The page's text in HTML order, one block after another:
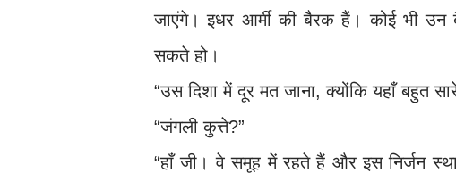
जाएंगे। इधर आर्मी की बैरक हैं। कोई भी
सकते हो।
“उस दिशा में दूर मत जाना, क्योंकि यहाँ बहुत
“जंगली कुत्ते?”
“हाँ जी। वे समूह में रहते हैं और इस निर्जन